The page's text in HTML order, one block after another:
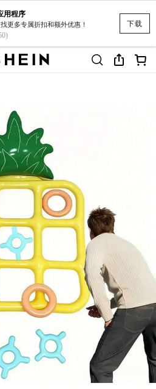
下载
用程序
更多专属折扣和额外优惠！